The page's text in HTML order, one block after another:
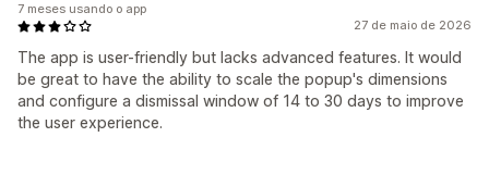
27 de maio de 2026
The app is user-friendly but lacks advanced features. It would
be great to have the ability to scale the popup's dimensions
and configure a dismissal window of 14 to 30 days to improve
the user experience.
7 meses usando o app